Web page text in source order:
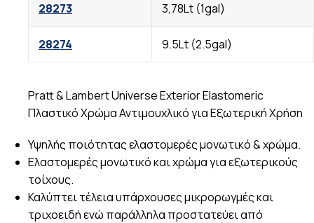
28273 3,78Lt (1gal)
28274 9.5Lt (2.5gal)
Pratt & Lambert Universe Exterior Elastomeric
Πλαστικό Χρώμα Αντιμουχλικό για Εξωτερική Χρήση
Υψηλής ποιότητας ελαστομερές μονωτικό & χρώμα.
Ελαστομερές μονωτικό και χρώμα για εξωτερικούς
τοίχους.
Καλύπτει τέλεια υπάρχουσες μικρορωγμές και
τριχοειδή ενώ παράλληλα προστατεύει από